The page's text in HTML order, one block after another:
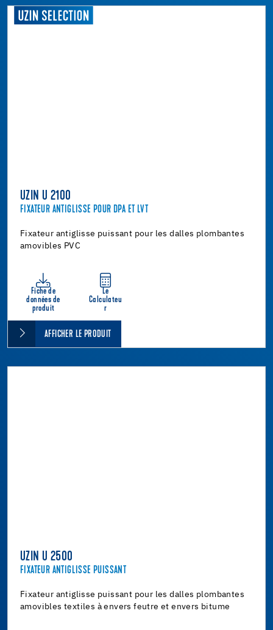
UZIN U 2100
FIXATEUR ANTIGLISSE POUR DPA ET LVT
Fixateur antiglisse puissant pour les dalles plombantes
amovibles PVC
Fiche de
données de
produit
Le
Calculateu
r
AFFICHER LE PRODUIT
UZIN U 2500
FIXATEUR ANTIGLISSE PUISSANT
Fixateur antiglisse puissant pour les dalles plombantes
amovibles textiles à envers feutre et envers bitume